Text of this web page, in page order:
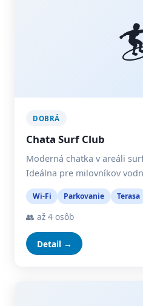
DOBRÁ
Chata Surf Club
Moderná chatka v areáli
Ideálna pre milovníkov
Wi-Fi Parkovanie Terasa
👥 až 4 osôb
Detail →